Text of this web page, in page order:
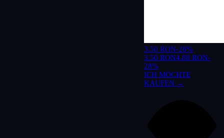
3.50 RON-28%
3.50 RON4.88 RON-
28%
ICH MÖCHTE
KAUFEN →